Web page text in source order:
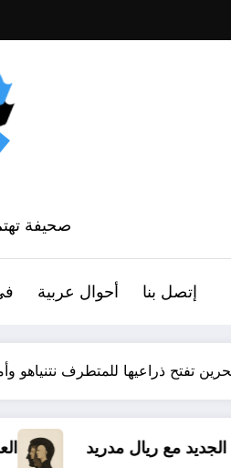
صحيفة
إتصل بنا أحوال عربية
تفتح ذراعيها للمتطرف نتنياهو
العقل النقلي لا يبدع